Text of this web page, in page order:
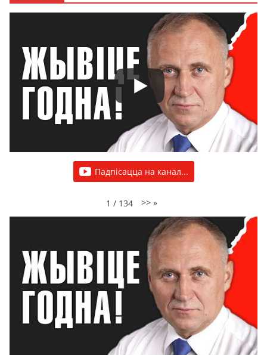
Падпісацца на канал...
1 / 134 >> »